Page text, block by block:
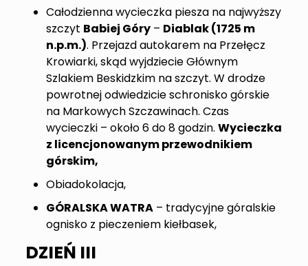
Całodzienna wycieczka piesza na najwyższy
szczyt Babiej Góry– Diablak (1725 m
n.p.m.). Przejazd autokarem na Przełęcz
Krowiarki, skąd wyjdziecie Głównym
Szlakiem Beskidzkim na szczyt. W drodze
powrotnej odwiedzicie schronisko górskie
na Markowych Szczawinach. Czas
wycieczki – około 6 do 8 godzin. Wycieczka
z licencjonowanym przewodnikiem
górskim,
Obiadokolacja,
GÓRALSKA WATRA– tradycyjne góralskie
ognisko z pieczeniem kiełbasek,
DZIEŃ III